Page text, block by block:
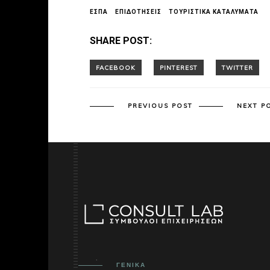
ΕΣΠΑ ΕΠΙΔΟΤΗΣΕΙΣ ΤΟΥΡΙΣΤΙΚΑ ΚΑΤΑΛΥΜΑΤΑ
SHARE POST:
PREVIOUS POST NEXT
ΓΕΝΙΚΑ